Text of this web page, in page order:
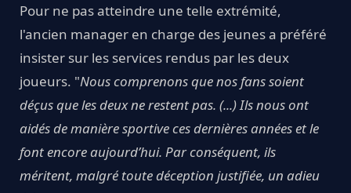
Pour ne pas atteindre une telle extrémité,
l'ancien manager en charge des jeunes a préféré
insister sur les services rendus par les deux
joueurs. "Nous comprenons que nos fans soient
déçus que les deux ne restent pas. (...) Ils nous ont
aidés de manière sportive ces dernières années et le
font encore aujourd’hui. Par conséquent, ils
méritent, malgré toute déception justifiée, un adieu